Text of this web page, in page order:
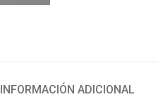
INFORMACIÓN ADICIONAL